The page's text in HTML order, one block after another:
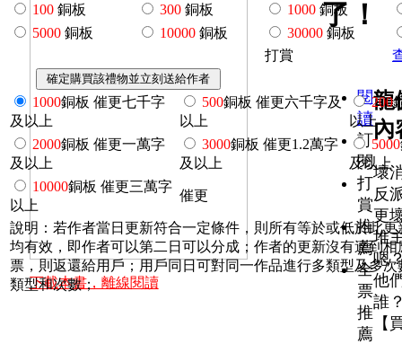
100 銅板 300 銅板 1000 銅板
5000 銅板 10000 銅板 30000 銅板
打賞
1000銅板 催更七千字
及以上
500銅板 催更六千字及
以上
200
以上
2000銅板 催更一萬字
及以上
3000銅板 催更1.2萬字
及以上
5000
及以上
10000銅板 催更三萬字
以上
催更
說明：若作者當日更新符合一定條件，則所有等於或低於此
均有效，即作者可以第二日可以分成；作者的更新沒有達到
票，則返還給用戶；用戶同日可對同一作品進行多類型及多
類型和次數；
下載本書，離線閱讀
了！
閱
讀
訂
閱
打
賞
推
薦
全
票
推
薦
龍
壞
反
更
堆
嗯
他
誰
【